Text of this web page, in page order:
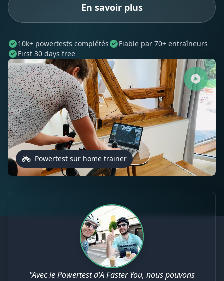
En savoir plus
10k+ powertests complétés
Fiable par 70+ entraîneurs
First 30 days free
Powertest sur home trainer
"Avec le Powertest d'A Faster You, nous pouvons